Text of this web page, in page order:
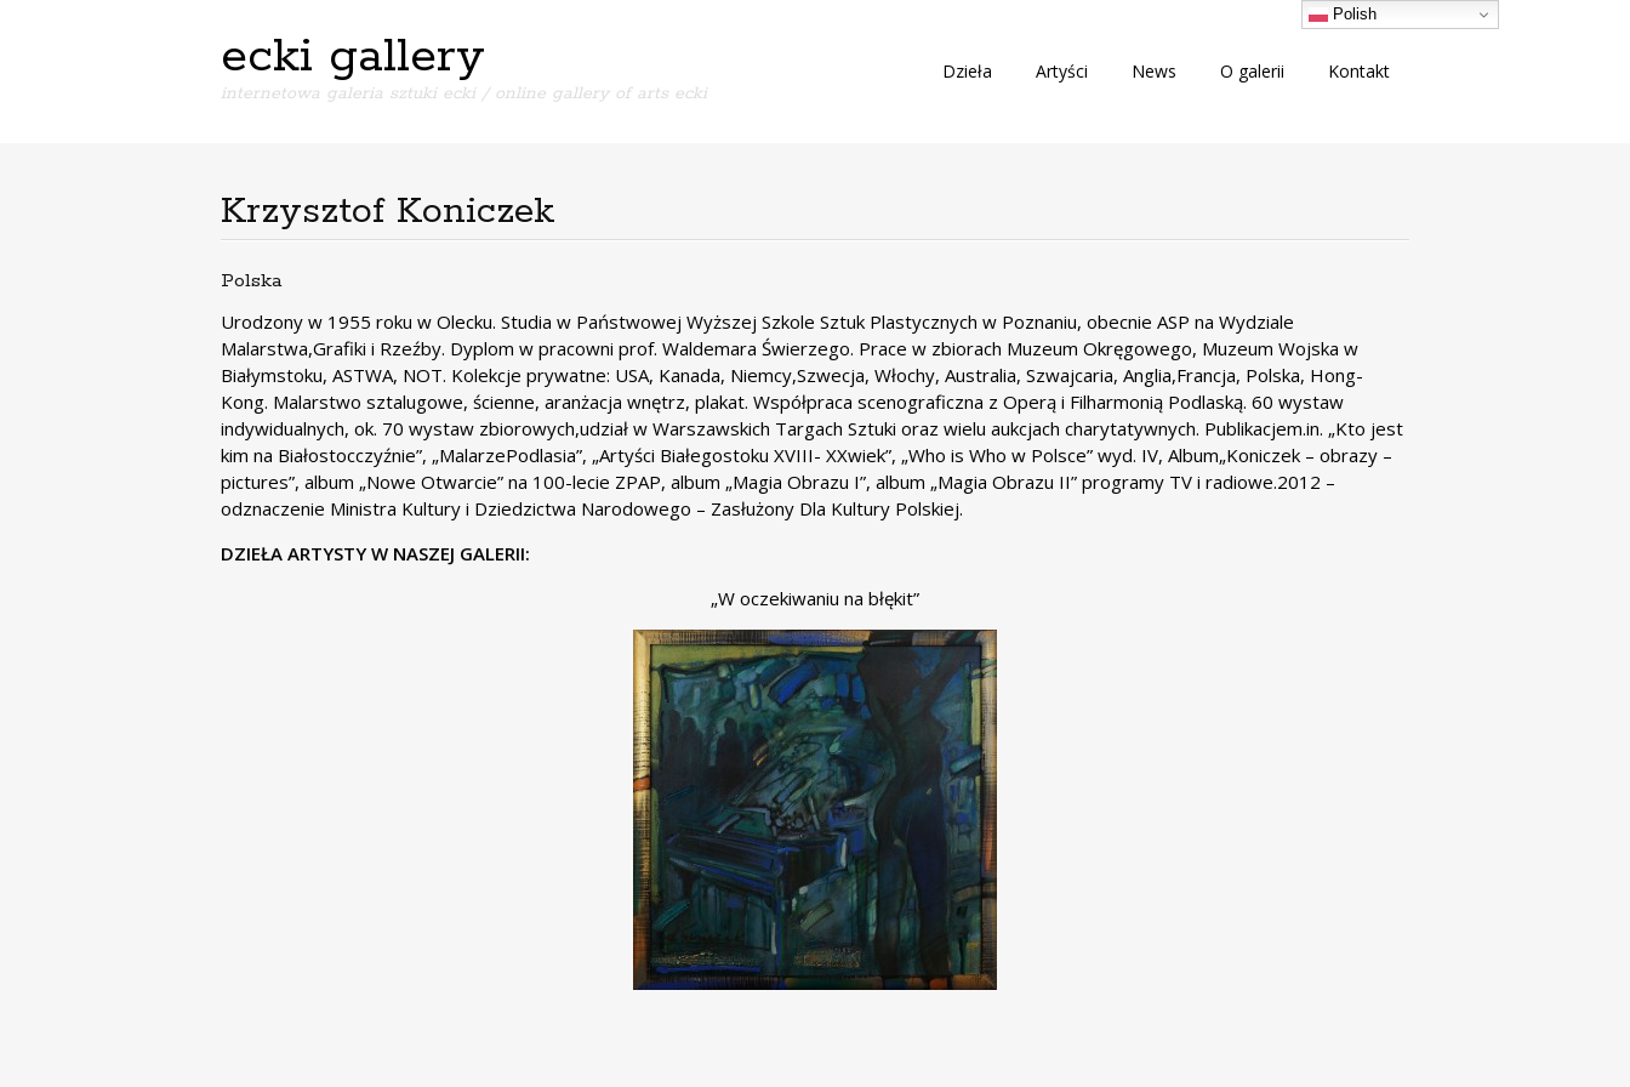
ecki gallery
internetowa galeria sztuki ecki / online gallery of arts ecki
S
e
n
t
Dzieła Artyści News O galerii Kontakt
Krzysztof Koniczek
Polska
Urodzony w 1955 roku w Olecku. Studia w Państwowej Wyższej Szkole Sztuk Plastycznych w Poznaniu, obecnie ASP na Wydziale
Malarstwa,Grafiki i Rzeźby. Dyplom w pracowni prof. Waldemara Świerzego. Prace w zbiorach Muzeum Okręgowego, Muzeum Wojska w
Białymstoku, ASTWA, NOT. Kolekcje prywatne: USA, Kanada, Niemcy,Szwecja, Włochy, Australia, Szwajcaria, Anglia,Francja, Polska, Hong-
Kong. Malarstwo sztalugowe, ścienne, aranżacja wnętrz, plakat. Współpraca scenograficzna z Operą i Filharmonią Podlaską. 60 wystaw
indywidualnych, ok. 70 wystaw zbiorowych,udział w Warszawskich Targach Sztuki oraz wielu aukcjach charytatywnych. Publikacjem.in. „Kto jest
kim na Białostocczyźnie”, „MalarzePodlasia”, „Artyści Białegostoku XVIII- XXwiek”, „Who is Who w Polsce” wyd. IV, Album„Koniczek – obrazy –
pictures”, album „Nowe Otwarcie” na 100-lecie ZPAP, album „Magia Obrazu I”, album „Magia Obrazu II” programy TV i radiowe.2012 –
odznaczenie Ministra Kultury i Dziedzictwa Narodowego – Zasłużony Dla Kultury Polskiej.
DZIEŁA ARTYSTY W NASZEJ GALERII:
„W oczekiwaniu na błękit”
Polish